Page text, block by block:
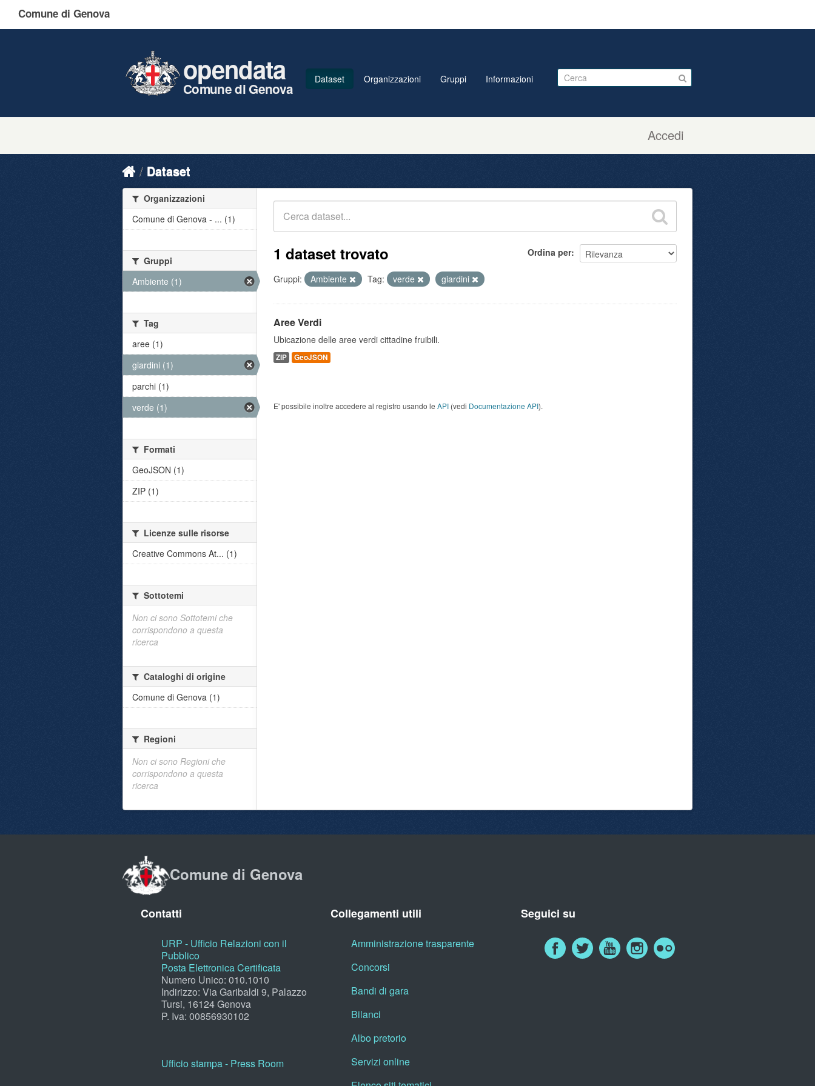
Comune di Genova
Accedi
opendata
Comune di Genova
Dataset Organizzazioni Gruppi Informazioni
Dataset
Ordina per
1 dataset trovato
Gruppi: Ambiente Tag: verde giardini
Aree Verdi
Ubicazione delle aree verdi cittadine fruibili.
ZIP GeoJSON
E' possibile inoltre accedere al registro usando le API (vedi Documentazione API).
Organizzazioni
Comune di Genova - ... (1)
Gruppi
Ambiente (1)
Tag
aree (1)
giardini (1)
parchi (1)
verde (1)
Formati
GeoJSON (1)
ZIP (1)
Licenze sulle risorse
Creative Commons At... (1)
Sottotemi
Non ci sono Sottotemi che
corrispondono a questa
ricerca
Cataloghi di origine
Comune di Genova (1)
Regioni
Non ci sono Regioni che
corrispondono a questa
ricerca
Comune di Genova
Contatti
URP - Ufficio Relazioni con il
Pubblico
Posta Elettronica Certificata
Numero Unico: 010.1010
Indirizzo: Via Garibaldi 9, Palazzo
Tursi, 16124 Genova
P. Iva: 00856930102
Ufficio stampa - Press Room
Collegamenti utili
Amministrazione trasparente
Concorsi
Bandi di gara
Bilanci
Albo pretorio
Servizi online
Seguici su